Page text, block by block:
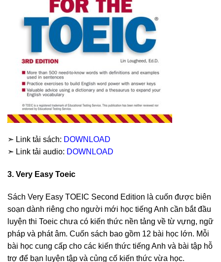
➣ Link tải sách: DOWNLOAD
➣ Link tải audio: DOWNLOAD
3. Very Easy Toeic
Sách Very Easy TOEIC Second Edition là cuốn được biên
soạn dành riêng cho người mới học tiếng Anh cần bắt đầu
luyện thi Toeic chưa có kiến thức nền tảng về từ vựng, ngữ
pháp và phát âm. Cuốn sách bao gồm 12 bài học lớn. Mỗi
bài học cung cấp cho các kiến thức tiếng Anh và bài tập hỗ
trợ để bạn luyện tập và củng cố kiến thức vừa học.